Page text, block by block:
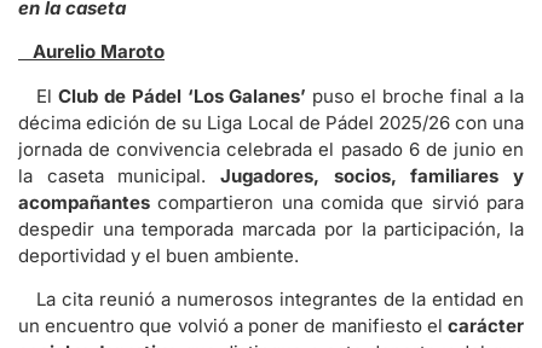
en la caseta
Aurelio Maroto
El Club de Pádel ‘Los Galanes’ puso el broche final a la
décima edición de su Liga Local de Pádel 2025/26 con una
jornada de convivencia celebrada el pasado 6 de junio en
la caseta municipal. Jugadores, socios, familiares y
acompañantes compartieron una comida que sirvió para
despedir una temporada marcada por la participación, la
deportividad y el buen ambiente.
La cita reunió a numerosos integrantes de la entidad en
un encuentro que volvió a poner de manifiesto el carácter